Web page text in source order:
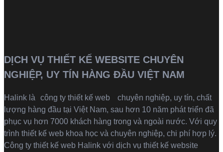
DỊCH VỤ THIẾT KẾ WEBSITE CHUYÊN
NGHIỆP, UY TÍN HÀNG ĐẦU VIỆT NAM
Halink là công ty thiết kế web
chuyên nghiệp, uy tín, chất
lượng hàng đầu tại Việt Nam, sau hơn 10 năm phát triển đã
phục vụ hơn 7000 khách hàng trong và ngoài nước. Với quy
trình thiết kế web khoa học và chuyên nghiệp, chi phí hợp lý.
Công ty thiết kế web Halink với dịch vụ thiết kế website